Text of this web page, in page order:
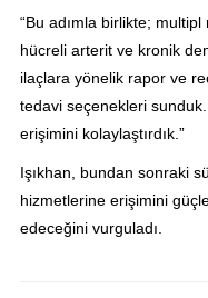
“Bu adımla birlikte;
hücreli arterit ve kronik
ilaçlara yönelik rapor ve
tedavi seçenekleri sunduk.
erişimini kolaylaştırdık.”
Işıkhan, bundan sonraki
hizmetlerine erişimini
edeceğini vurguladı.